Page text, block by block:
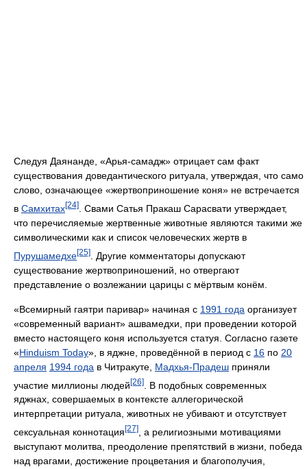
Следуя Даянанде, «Арья-самадж» отрицает сам факт
существования доведантического ритуала, утверждая, что само
слово, означающее «жертвоприношение коня» не встречается
в Самхитах[24]
. Свами Сатья Пракаш Сарасвати утверждает,
что перечисляемые жертвенные животные являются такими же
символическими как и список человеческих жертв в
Пурушамедхе[25]
. Другие комментаторы допускают
существование жертвоприношений, но отвергают
представление о возлежании царицы с мёртвым конём.
«Всемирный гаятри паривар» начиная с 1991 года организует
«современный вариант» ашвамедхи, при проведении которой
вместо настоящего коня используется статуя. Согласно газете
«Hinduism Today», в яджне, проведённой в период с 16 по 20
апреля 1994 года в Читракуте, Мадхья-Прадеш приняли
участие миллионы людей[26]
. В подобных современных
яджнах, совершаемых в контексте аллегорической
интерпретации ритуала, животных не убивают и отсутствует
сексуальная коннотация [27]
, а религиозными мотивациями
выступают молитва, преодоление препятствий в жизни, победа
над врагами, достижение процветания и благополучия,